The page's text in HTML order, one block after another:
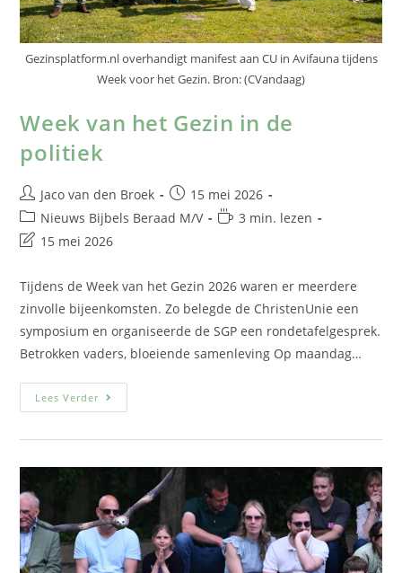
Gezinsplatform.nl overhandigt manifest aan CU in Avifauna tijdens
Week voor het Gezin. Bron: (CVandaag)
Week van het Gezin in de
politiek
Jaco van den Broek
15 mei 2026
Nieuws Bijbels Beraad M/V
3 min. lezen
15 mei 2026
Tijdens de Week van het Gezin 2026 waren er meerdere
zinvolle bijeenkomsten. Zo belegde de ChristenUnie een
symposium en organiseerde de SGP een rondetafelgesprek.
Betrokken vaders, bloeiende samenleving Op maandag…
Lees Verder